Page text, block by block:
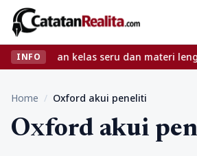
INFO
Temukan kelas seru dan materi
Home / Oxford akui peneliti
Oxford akui